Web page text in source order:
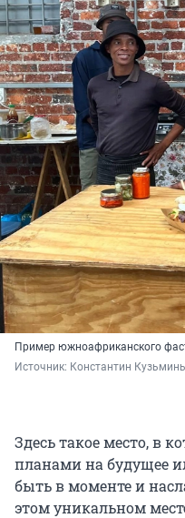
Пример южноафриканского
Источник: Константин
Здесь такое место, в
планами на будущее
быть в моменте и
этом уникальном